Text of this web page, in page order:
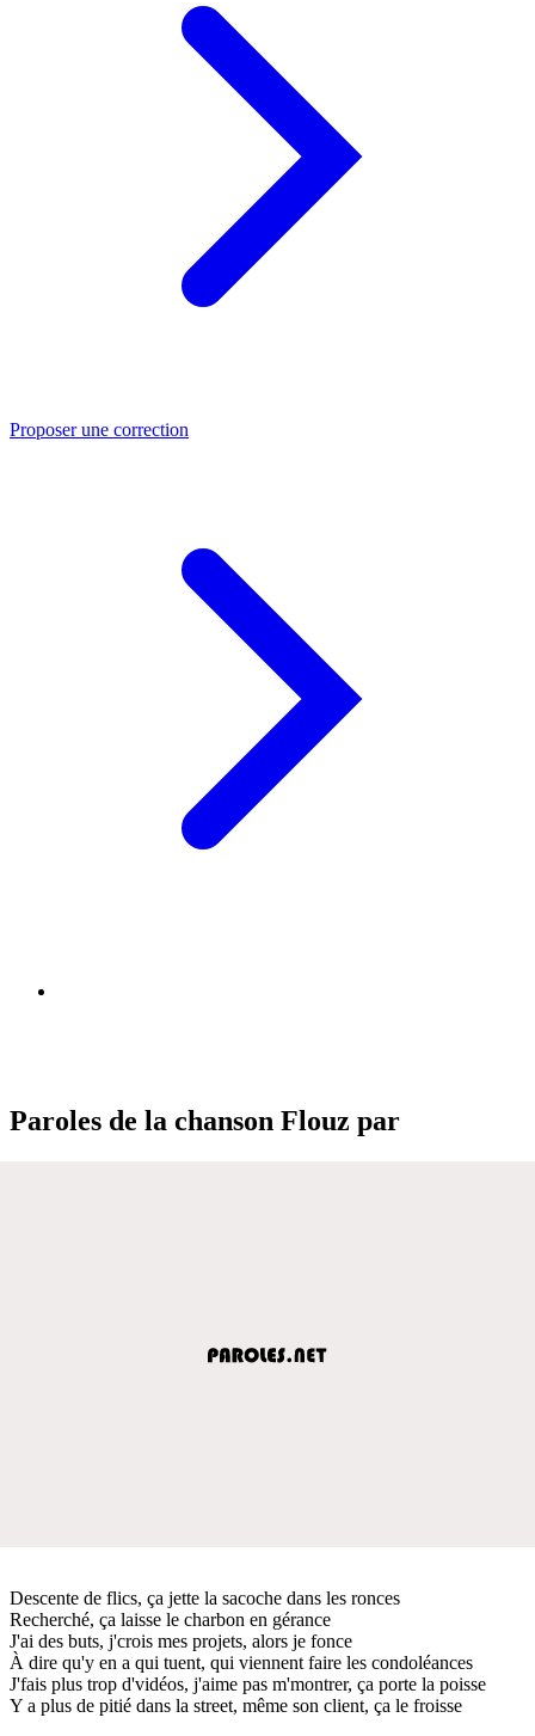
Proposer une correction
Paroles de la chanson Flouz par
Descente de flics, ça jette la sacoche dans les ronces
Recherché, ça laisse le charbon en gérance
J'ai des buts, j'crois mes projets, alors je fonce
À dire qu'y en a qui tuent, qui viennent faire les condoléances
J'fais plus trop d'vidéos, j'aime pas m'montrer, ça porte la poisse
Y a plus de pitié dans la street, même son client, ça le froisse